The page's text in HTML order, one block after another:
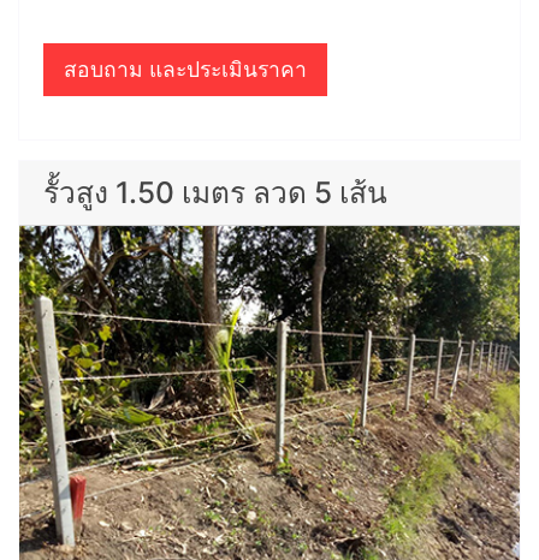
สอบถาม และประเมินราคา
รั้วสูง 1.50 เมตร ลวด 5 เส้น